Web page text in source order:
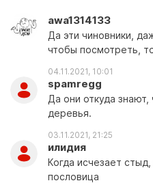
awa1314133
Да эти чиновники,
чтобы посмотреть,
04.11.2021, 10:01
spamregg
Да они откуда
деревья.
03.11.2021, 21:25
илидия
Когда исчезает
пословица